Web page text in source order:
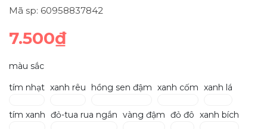
Mã sp: 60958837842
7.500₫
màu sắc
tím nhạt xanh rêu hồng sen đậm xanh cốm xanh lá
tím xanh đỏ-tua rua ngắn vàng đậm đỏ đô xanh bích